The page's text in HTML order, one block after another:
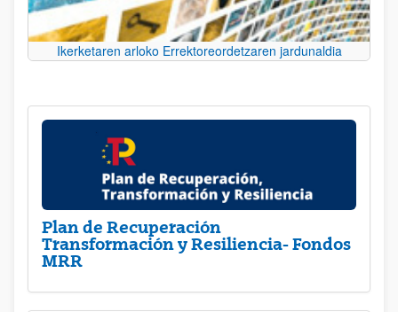
Ikerketaren arloko Errektoreordetzaren jardunaldia
Plan de Recuperación
Transformación y Resiliencia- Fondos
MRR